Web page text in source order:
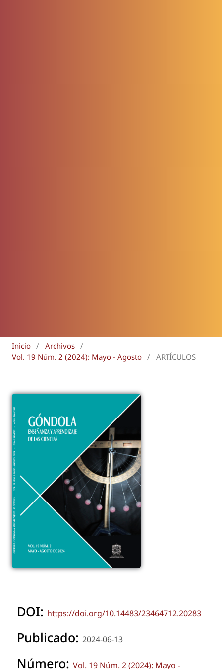
Inicio / Archivos /
Vol. 19 Núm. 2 (2024): Mayo - Agosto / ARTÍCULOS
DOI: https://doi.org/10.14483/23464712.20283
Publicado: 2024-06-13
Número: Vol. 19 Núm. 2 (2024): Mayo -